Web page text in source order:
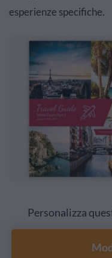
esperienze specifiche.
Personalizza